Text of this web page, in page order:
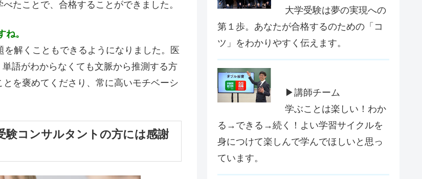
たことで、合格することができました。
。
解くこともできるようになりました。医
語がわからなくても文脈から推測する方
を褒めてくださり、常に高いモチベーシ
験コンサルタントの方には感謝
大学受験は夢の実現への
第１歩。あなたが合格するのための「コ
ツ」をわかりやすく伝えます。
▶講師チーム
学ぶことは楽しい！わか
る→できる→続く！よい学習サイクルを
身につけて楽しんで学んでほしいと思っ
ています。